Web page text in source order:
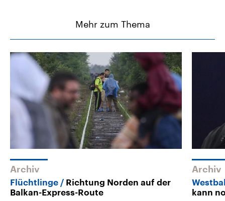
Mehr zum Thema
Archiv
Flüchtlinge
Richtung Norden auf der
Balkan-Express-Route
Archiv
kann